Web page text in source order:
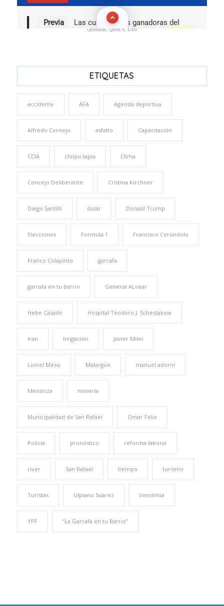
Quinielas, Quini 6, Loto
ETIQUETAS
accidente AFA Agenda deportiva
Alfredo Cornejo asfalto Capacitación
CCIA chiqui tapia Clima
Concejo Deliberante Cristina Kirchner
Diego Santilli dolar Donald Trump
Elecciones Formula 1 Francisco Cerúndolo
Franco Colapinto garrafa
garrafa en tu barrio General ALvear
Hebe Casado Hospital Teodoro J. Schestakow
Iran Irrigación Javier Milei
Lionel Messi Malargüe manuel adorni
Mendoza minería
Municipalidad de San Rafael Omar Félix
Policía pronóstico reforma laboral
river San Rafael tiempo turismo
Turistas Ulpiano Suarez Vendimia
YPF “La Garrafa en tu Barrio”